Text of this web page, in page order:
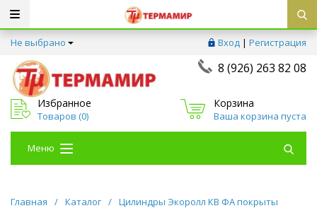
Не выбрано Вход | Регистрация
8 (926) 263 82 08
Избранное
Товаров (0)
Корзина
Ваша корзина пуста
Меню
Главная / Каталог / Цилиндры Экоролл КВ ФА покрыты